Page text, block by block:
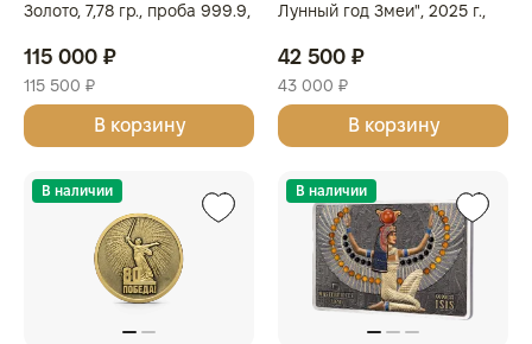
Золото, 7,78 гр., проба 999.9,
115 000 ₽
115 500 ₽
В корзину
Лунный год Змеи", 2025 г.,
РУАНДА
42 500 ₽
43 000 ₽
В корзину
В наличии В наличии